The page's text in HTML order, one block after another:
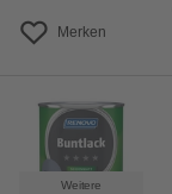
Merken
Weitere